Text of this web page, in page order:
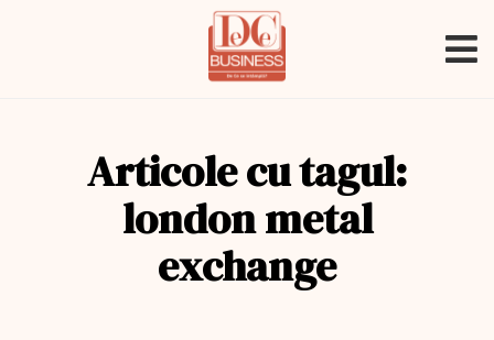
Articole cu tagul:
london metal
exchange